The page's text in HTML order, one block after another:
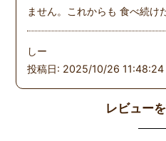
ません。これからも 食べ続け
しー
投稿日: 2025/10/26 11:48:24
レビュー